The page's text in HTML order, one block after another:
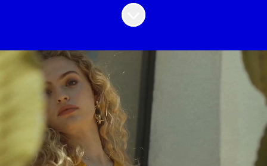
Scorri il contenuto